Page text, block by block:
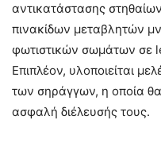
αντικατάστασης
πινακίδων μεταβλητών
φωτιστικών σωμάτων σε
Επιπλέον, υλοποιείται
των σηράγγων, η οποία θα
ασφαλή διέλευσής τους.